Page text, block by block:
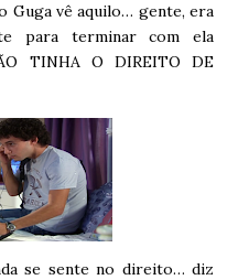
Guga vê aquilo… gente, era
para terminar com ela
TINHA O DIREITO DE
se sente no direito… diz